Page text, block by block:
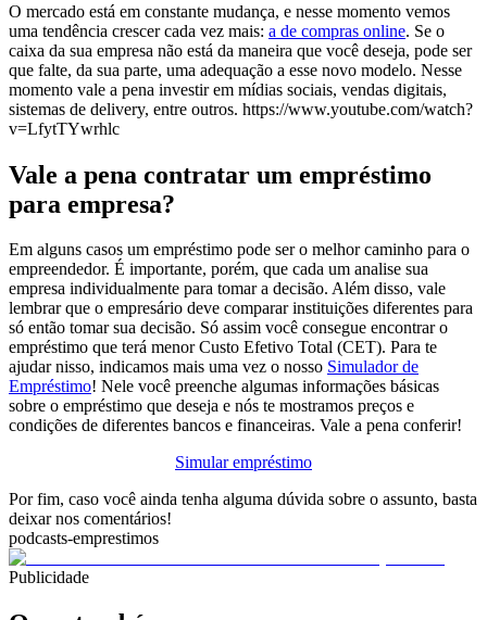
O mercado está em constante mudança, e nesse momento vemos
uma tendência crescer cada vez mais: a de compras online. Se o
caixa da sua empresa não está da maneira que você deseja, pode ser
que falte, da sua parte, uma adequação a esse novo modelo. Nesse
momento vale a pena investir em mídias sociais, vendas digitais,
sistemas de delivery, entre outros. https://www.youtube.com/watch?
v=LfytTYwrhlc
Vale a pena contratar um empréstimo
para empresa?
Em alguns casos um empréstimo pode ser o melhor caminho para o
empreendedor. É importante, porém, que cada um analise sua
empresa individualmente para tomar a decisão. Além disso, vale
lembrar que o empresário deve comparar instituições diferentes para
só então tomar sua decisão. Só assim você consegue encontrar o
empréstimo que terá menor Custo Efetivo Total (CET). Para te
ajudar nisso, indicamos mais uma vez o nosso Simulador de
Empréstimo! Nele você preenche algumas informações básicas
sobre o empréstimo que deseja e nós te mostramos preços e
condições de diferentes bancos e financeiras. Vale a pena conferir!
Simular empréstimo
Por fim, caso você ainda tenha alguma dúvida sobre o assunto, basta
deixar nos comentários!
podcasts-emprestimos
Publicidade